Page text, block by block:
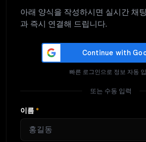
아래 양식을 작성하시면 실시간 채
과 즉시 연결해 드립니다.
빠른 로그인으로 정보 자동
또는 수동 입력
이름 *